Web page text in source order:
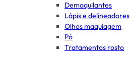
Demaquilantes
Lápis e delineadores
Olhos maquiagem
Pó
Tratamentos rosto